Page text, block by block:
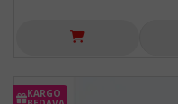
KARGO